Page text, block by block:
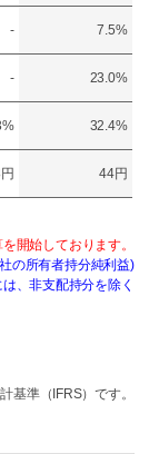
- 7.5%
- 23.0%
32.4%
44円
開始しております。
の所有者持分純利益)
、非支配持分を除く
基準（IFRS）です。